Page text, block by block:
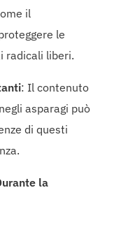
il
le
radicali liberi.
: Il contenuto
asparagi può
di questi
la